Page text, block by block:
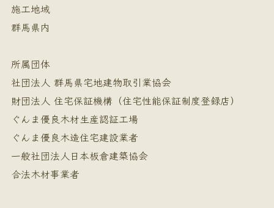
施工地域
群馬県内
所属団体
社団法人 群馬県宅地建物取引業協会
財団法人 住宅保証機構（住宅性能保証制度登録店）
ぐんま優良木材生産認証工場
ぐんま優良木造住宅建設業者
一般社団法人日本板倉建築協会
合法木材事業者